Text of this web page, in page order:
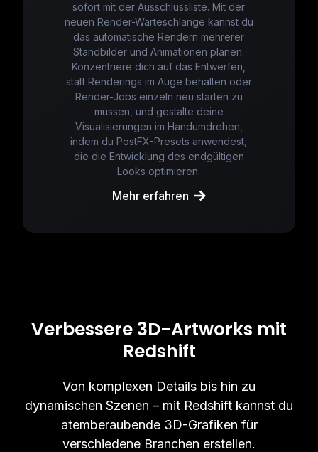
sofort mit der Ausschlussliste. Mit der
neuen Render-Warteschlange kannst du
das automatische Rendern mehrerer
Standbilder und Animationen planen.
Konzentriere dich auf das Entwerfen,
statt Renderings im Auge behalten oder
Render-Jobs einzeln neu starten zu
müssen, und gestalte deine
Visualisierungen im Handumdrehen,
indem du PostFX-Presets anwendest,
die die Entwicklung des endgültigen
Looks optimieren.
Mehr erfahren
Verbessere 3D-Artworks mit
Redshift
Von komplexen Details bis hin zu
dynamischen Szenen – mit Redshift kannst du
atemberaubende 3D-Grafiken für
verschiedene Branchen erstellen.